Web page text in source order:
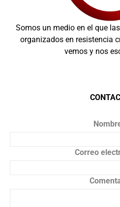
Somos un medio en el que
organizados en resistencia
vemos y nos
Correo